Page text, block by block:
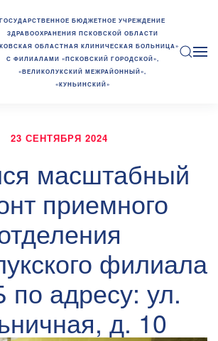
ГОСУДАРСТВЕННОЕ БЮДЖЕТНОЕ УЧРЕЖДЕНИЕ
ЗДРАВООХРАНЕНИЯ ПСКОВСКОЙ ОБЛАСТИ
ОБЛАСТНАЯ КЛИНИЧЕСКАЯ БОЛЬНИЦА»
С ФИЛИАЛАМИ «ПСКОВСКИЙ ГОРОДСКОЙ»,
«ВЕЛИКОЛУКСКИЙ МЕЖРАЙОННЫЙ»,
«КУНЬИНСКИЙ»
23 СЕНТЯБРЯ 2024
масштабный
приемного
филиала
адресу: ул.
д. 10